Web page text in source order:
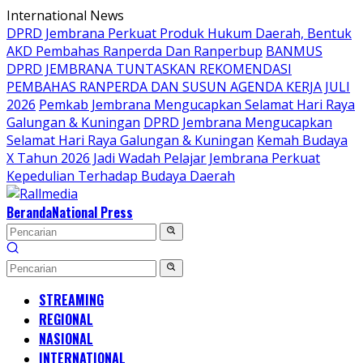
Langsung
ke
konten
International News
DPRD Jembrana Perkuat Produk Hukum Daerah, Bentuk
AKD Pembahas Ranperda Dan Ranperbup BANMUS
DPRD JEMBRANA TUNTASKAN REKOMENDASI
PEMBAHAS RANPERDA DAN SUSUN AGENDA KERJA JULI
2026 Pemkab Jembrana Mengucapkan Selamat Hari Raya
Galungan & Kuningan DPRD Jembrana Mengucapkan
Selamat Hari Raya Galungan & Kuningan Kemah Budaya
X Tahun 2026 Jadi Wadah Pelajar Jembrana Perkuat
Kepedulian Terhadap Budaya Daerah
BerandaNational Press
STREAMING
REGIONAL
NASIONAL
INTERNATIONAL